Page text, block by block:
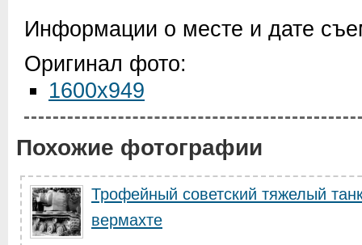
Информации о месте и дате
Оригинал фото:
1600x949
Похожие фотографии
Трофейный советский тяжелый
вермахте